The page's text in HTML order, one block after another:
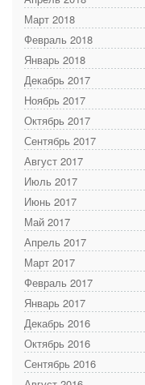
Март 2018
Февраль 2018
Январь 2018
Декабрь 2017
Ноябрь 2017
Октябрь 2017
Сентябрь 2017
Август 2017
Июль 2017
Июнь 2017
Май 2017
Апрель 2017
Март 2017
Февраль 2017
Январь 2017
Декабрь 2016
Октябрь 2016
Сентябрь 2016